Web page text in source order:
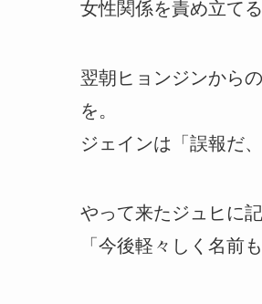
女性関係を責め立て
翌朝ヒョンジンから
を。
ジェインは「誤報だ
やって来たジュヒに
「今後軽々しく名前